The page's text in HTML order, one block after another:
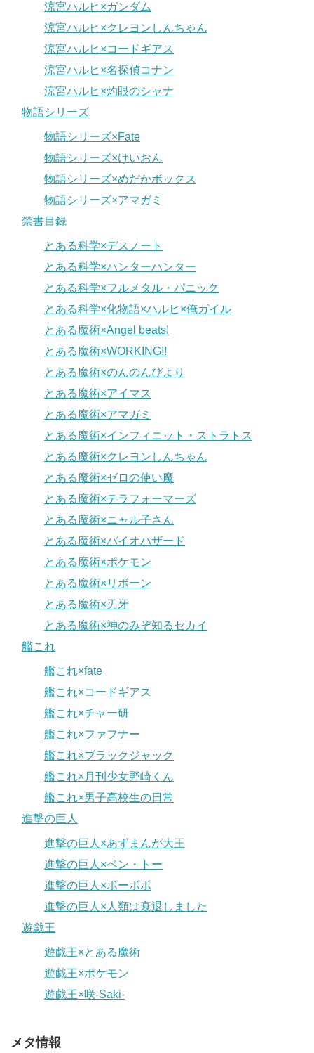
涼宮ハルヒ×ガンダム
涼宮ハルヒ×クレヨンしんちゃん
涼宮ハルヒ×コードギアス
涼宮ハルヒ×名探偵コナン
涼宮ハルヒ×灼眼のシャナ
物語シリーズ
物語シリーズ×Fate
物語シリーズ×けいおん
物語シリーズ×めだかボックス
物語シリーズ×アマガミ
禁書目録
とある科学×デスノート
とある科学×ハンターハンター
とある科学×フルメタル・パニック
とある科学×化物語×ハルヒ×俺ガイル
とある魔術×Angel beats!
とある魔術×WORKING!!
とある魔術×のんのんびより
とある魔術×アイマス
とある魔術×アマガミ
とある魔術×インフィニット・ストラトス
とある魔術×クレヨンしんちゃん
とある魔術×ゼロの使い魔
とある魔術×テラフォーマーズ
とある魔術×ニャル子さん
とある魔術×バイオハザード
とある魔術×ポケモン
とある魔術×リボーン
とある魔術×刃牙
とある魔術×神のみぞ知るセカイ
艦これ
艦これ×fate
艦これ×コードギアス
艦これ×チャー研
艦これ×ファフナー
艦これ×ブラックジャック
艦これ×月刊少女野崎くん
艦これ×男子高校生の日常
進撃の巨人
進撃の巨人×あずまんが大王
進撃の巨人×ベン・トー
進撃の巨人×ボーボボ
進撃の巨人×人類は衰退しました
遊戯王
遊戯王×とある魔術
遊戯王×ポケモン
遊戯王×咲-Saki-
メタ情報